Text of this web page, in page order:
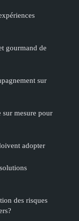
gourmand de
sur
sur mesure pour
adopter
des risques